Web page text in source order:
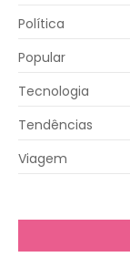
Política
Popular
Tecnologia
Tendências
Viagem